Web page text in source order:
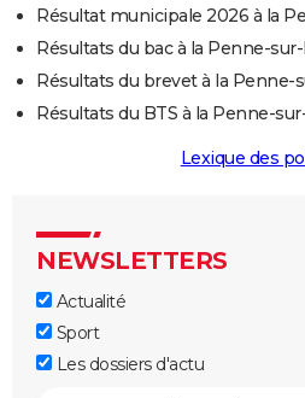
Résultat municipale 2026 à la
Résultats du bac à la Penne-
Résultats du brevet à la Penne-
Résultats du BTS à la Penne-
Lexique des
NEWSLETTERS
Actualité
Sport
Les dossiers d'actu